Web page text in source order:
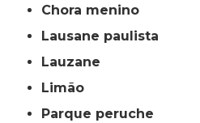
chora menino
lausane paulista
lauzane
limão
parque peruche